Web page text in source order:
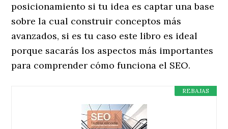
posicionamiento si tu idea es captar una base
sobre la cual construir conceptos más
avanzados, si es tu caso este libro es ideal
porque sacarás los aspectos más importantes
para comprender cómo funciona el SEO.
REBAJAS